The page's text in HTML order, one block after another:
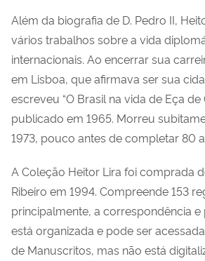
Além da biografia de D. Pedro II,
vários trabalhos sobre a vida
internacionais. Ao encerrar sua
em Lisboa, que afirmava ser sua
escreveu “O Brasil na vida de Eça de
publicado em 1965. Morreu
1973, pouco antes de completar 80
A Coleção Heitor Lira foi comprada
Ribeiro em 1994. Compreende 153
principalmente, a correspondência e
está organizada e pode ser
de Manuscritos, mas não está